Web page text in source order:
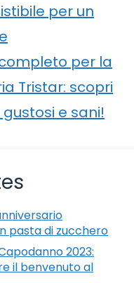
per un
per la
Tristar: scopri
e sani!
pasta di zucchero
2023:
il benvenuto al